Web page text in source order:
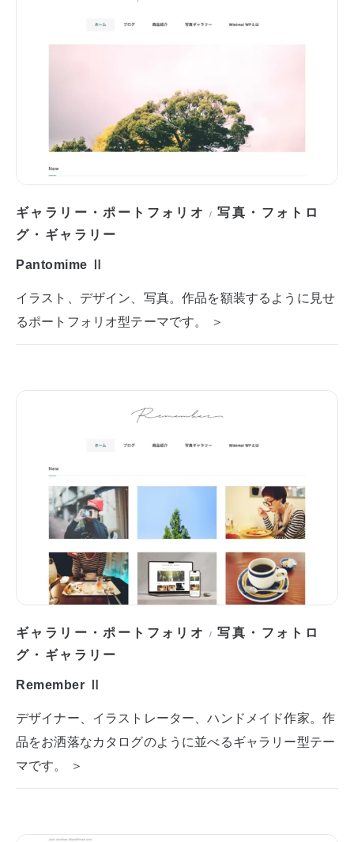
ギャラリー・ポートフォリオ /写真・フォトロ
グ・ギャラリー
Pantomime Ⅱ
イラスト、デザイン、写真。作品を額装するように見せ
るポートフォリオ型テーマです。 ＞
ギャラリー・ポートフォリオ /写真・フォトロ
グ・ギャラリー
Remember Ⅱ
デザイナー、イラストレーター、ハンドメイド作家。作
品をお洒落なカタログのように並べるギャラリー型テー
マです。 ＞